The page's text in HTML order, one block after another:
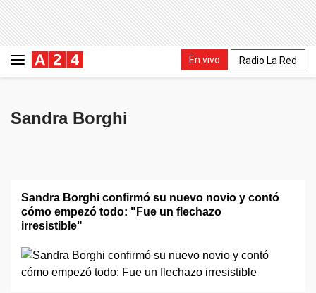
En vivo Radio La Red
Sandra Borghi
Sandra Borghi confirmó su nuevo novio y contó
cómo empezó todo: "Fue un flechazo
irresistible"